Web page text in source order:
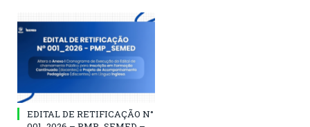
EDITAL DE RETIFICAÇÃO N°